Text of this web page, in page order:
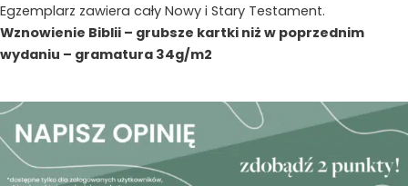
Egzemplarz zawiera cały Nowy i Stary Testament.
Wznowienie Biblii – grubsze kartki niż w poprzednim
wydaniu – gramatura 34g/m2